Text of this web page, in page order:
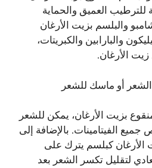
للترطيب العميق والحماية
والبلسم بزيت الأرغان
والبارابين والكبريتات،
الأرغان.
أو ماسك للشعر
بزيت الأرغان، يمكن للشعر
الفيتامينات. بالإضافة إلى
كبلسم يترك على
لتقليل تكسر الشعر بعد